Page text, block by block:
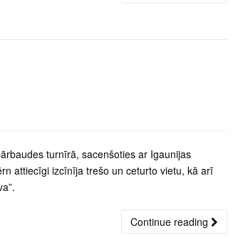
turnīrā, sacenšoties ar Igaunijas
attiecīgi izcīnīja trešo un ceturto vietu, kā arī
Continue reading